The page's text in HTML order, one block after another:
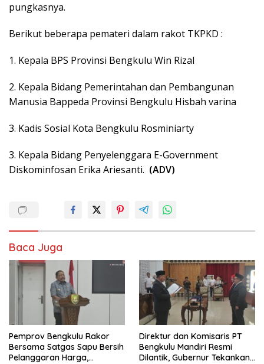
pungkasnya.
Berikut beberapa pemateri dalam rakot TKPKD :
1. Kepala BPS Provinsi Bengkulu Win Rizal
2. Kepala Bidang Pemerintahan dan Pembangunan
Manusia Bappeda Provinsi Bengkulu Hisbah varina
3. Kadis Sosial Kota Bengkulu Rosminiarty
3. Kepala Bidang Penyelenggara E-Government
Diskominfosan Erika Ariesanti. (ADV)
Baca Juga
Pemprov Bengkulu Rakor
Bersama Satgas Sapu Bersih
Pelanggaran Harga,
Direktur dan Komisaris PT
Bengkulu Mandiri Resmi
Dilantik, Gubernur Tekankan